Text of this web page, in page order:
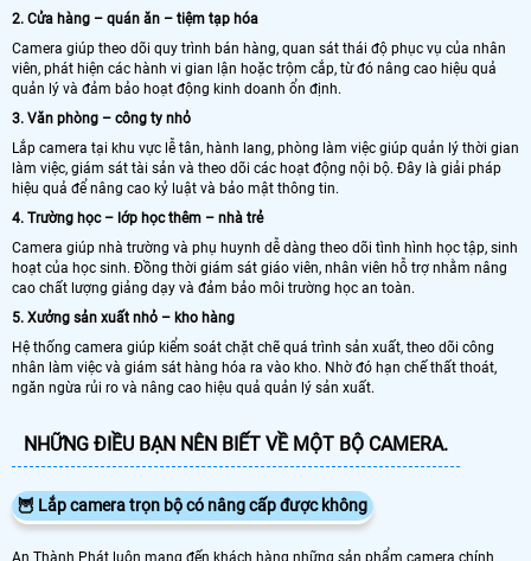
2. Cửa hàng – quán ăn – tiệm tạp hóa
Camera giúp theo dõi quy trình bán hàng, quan sát thái độ phục vụ của nhân
viên, phát hiện các hành vi gian lận hoặc trộm cắp, từ đó nâng cao hiệu quả
quản lý và đảm bảo hoạt động kinh doanh ổn định.
3. Văn phòng – công ty nhỏ
Lắp camera tại khu vực lễ tân, hành lang, phòng làm việc giúp quản lý thời gian
làm việc, giám sát tài sản và theo dõi các hoạt động nội bộ. Đây là giải pháp
hiệu quả để nâng cao kỷ luật và bảo mật thông tin.
4. Trường học – lớp học thêm – nhà trẻ
Camera giúp nhà trường và phụ huynh dễ dàng theo dõi tình hình học tập, sinh
hoạt của học sinh. Đồng thời giám sát giáo viên, nhân viên hỗ trợ nhằm nâng
cao chất lượng giảng dạy và đảm bảo môi trường học an toàn.
5. Xưởng sản xuất nhỏ – kho hàng
Hệ thống camera giúp kiểm soát chặt chẽ quá trình sản xuất, theo dõi công
nhân làm việc và giám sát hàng hóa ra vào kho. Nhờ đó hạn chế thất thoát,
ngăn ngừa rủi ro và nâng cao hiệu quả quản lý sản xuất.
NHỮNG ĐIỀU BẠN NÊN BIẾT VỀ MỘT BỘ CAMERA.
🦉 Lắp camera trọn bộ có nâng cấp được không